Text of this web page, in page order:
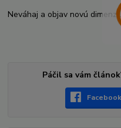
Neváhaj a objav novú
Páčil sa vám
Facebook